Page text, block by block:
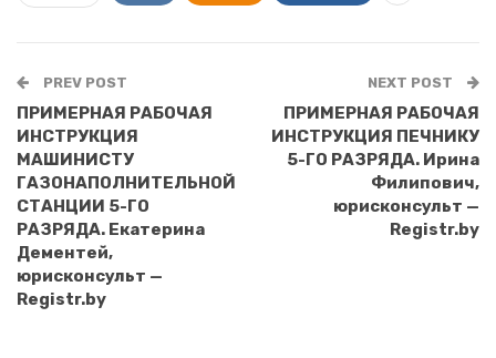
PREV POST
ПРИМЕРНАЯ РАБОЧАЯ
ИНСТРУКЦИЯ
МАШИНИСТУ
ГАЗОНАПОЛНИТЕЛЬНОЙ
СТАНЦИИ 5-ГО
РАЗРЯДА. Екатерина
Дементей,
юрисконсульт —
Registr.by
NEXT POST
ПРИМЕРНАЯ РАБОЧАЯ
ИНСТРУКЦИЯ ПЕЧНИКУ
5-ГО РАЗРЯДА. Ирина
Филипович,
юрисконсульт —
Registr.by